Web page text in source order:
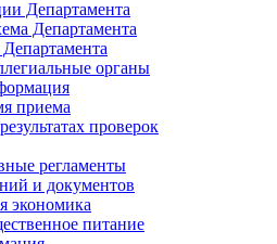
Департамента
Департамента
органы
приема
проверок
регламенты
и документов
экономика
питание